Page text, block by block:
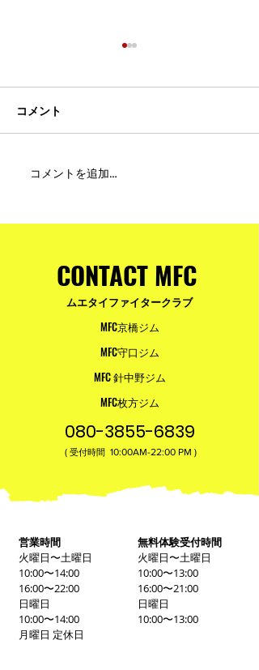
MFC DREAM FIGHT 24にご
皆様へ
コメント
コメントを追加…
CONTACT MFC
ムエタイファイタークラブ
MFC京橋ジム
MFC守口ジム
MFC 針中野ジム
MFC枚方ジム
080-3855-6839
( 受付時間 10:00AM-22:00​ PM )
営業時間
火曜日〜土曜日
10:00〜14:00
16:00〜22:00
日曜日
10:00〜14:00
月曜日 定休日
無料体験受付時間
火曜日〜土曜日
10:00〜13:00
16:00〜21:00
日曜日
10:00〜13:00